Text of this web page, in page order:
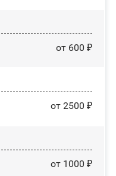
от 600 ₽
от 2500 ₽
от 1000 ₽